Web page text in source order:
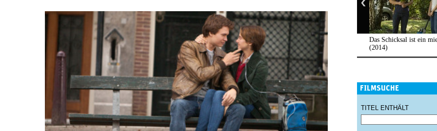
Das Schicksal ist ein
(2014)
FILMSUCHE
TITEL ENTHÄLT